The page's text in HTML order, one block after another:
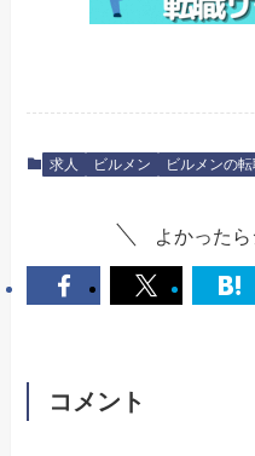
求人 ビルメン ビルメンの
よかったら
コメント